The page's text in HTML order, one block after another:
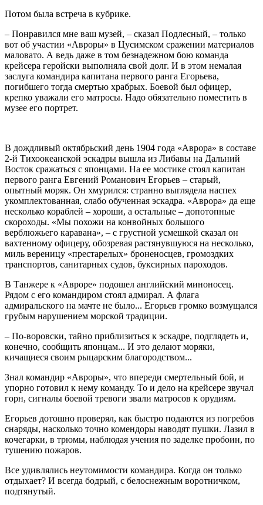
Потом была встреча в кубрике.
– Понравился мне ваш музей, – сказал Подлесный, – только
вот об участии «Авроры» в Цусимском сражении материалов
маловато. А ведь даже в том безнадежном бою команда
крейсера геройски выполняла свой долг. И в этом немалая
заслуга командира капитана первого ранга Егорьева,
погибшего тогда смертью храбрых. Боевой был офицер,
крепко уважали его матросы. Надо обязательно поместить в
музее его портрет.
В дождливый октябрьский день 1904 года «Аврора» в составе
2-й Тихоокеанской эскадры вышла из Либавы на Дальний
Восток сражаться с японцами. На ее мостике стоял капитан
первого ранга Евгений Романович Егорьев – старый,
опытный моряк. Он хмурился: странно выглядела наспех
укомплектованная, слабо обученная эскадра. «Аврора» да еще
несколько кораблей – хороши, а остальные – допотопные
скороходы. «Мы похожи на конвойных большого
верблюжьего каравана», – с грустной усмешкой сказал он
вахтенному офицеру, обозревая растянувшуюся на несколько,
миль вереницу «престарелых» броненосцев, громоздких
транспортов, санитарных судов, буксирных пароходов.
В Танжере к «Авроре» подошел английский миноносец.
Рядом с его командиром стоял адмирал. А флага
адмиральского на мачте не было... Егорьев громко возмущался
грубым нарушением морской традиции.
– По-воровски, тайно приблизиться к эскадре, подглядеть и,
конечно, сообщить японцам... И это делают моряки,
кичащиеся своим рыцарским благородством...
Знал командир «Авроры», что впереди смертельный бой, и
упорно готовил к нему команду. То и дело на крейсере звучал
горн, сигналы боевой тревоги звали матросов к орудиям.
Егорьев дотошно проверял, как быстро подаются из погребов
снаряды, насколько точно комендоры наводят пушки. Лазил в
кочегарки, в трюмы, наблюдая учения по заделке пробоин, по
тушению пожаров.
Все удивлялись неутомимости командира. Когда он только
отдыхает? И всегда бодрый, с белоснежным воротничком,
подтянутый.